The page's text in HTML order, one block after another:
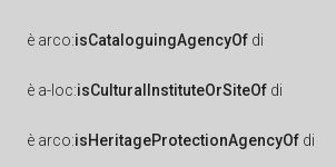
è arco:isCataloguingAgencyOf di
è a-loc:isCulturalInstituteOrSiteOf di
è arco:isHeritageProtectionAgencyOf di